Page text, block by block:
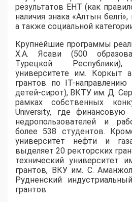
результатов ЕНТ (как
наличия знака «Алтын
а также социальной
​Крупнейшие программы
Х.А. Ясави (500
Турецкой
университете им. Коркыт
грантов по IT-
детей-сирот), ВКТУ им. Д.
рамках собственных
University, где финансовую
недропользователей и
более 538 студентов.
университет нефти и
выделяет 20 ректорских
технический университет
грантов, ВКУ им. С.
Рудненский
грантов.